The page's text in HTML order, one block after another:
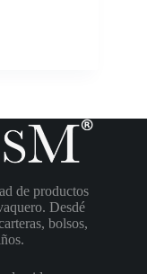
de productos
Desdé
bolsos,